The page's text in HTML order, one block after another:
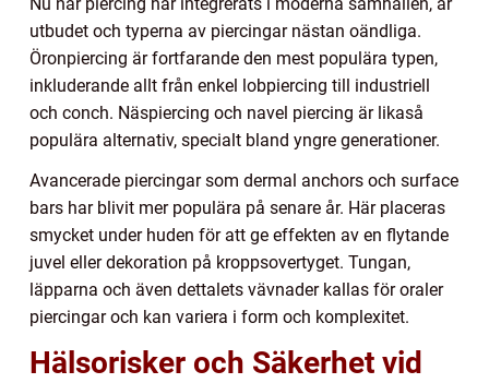
Nu när piercing har integrerats i moderna samhällen, är
utbudet och typerna av piercingar nästan oändliga.
Öronpiercing är fortfarande den mest populära typen,
inkluderande allt från enkel lobpiercing till industriell
och conch. Näspiercing och navel piercing är likaså
populära alternativ, specialt bland yngre generationer.
Avancerade piercingar som dermal anchors och surface
bars har blivit mer populära på senare år. Här placeras
smycket under huden för att ge effekten av en flytande
juvel eller dekoration på kroppsovertyget. Tungan,
läpparna och även dettalets vävnader kallas för oraler
piercingar och kan variera i form och komplexitet.
Hälsorisker och Säkerhet vid